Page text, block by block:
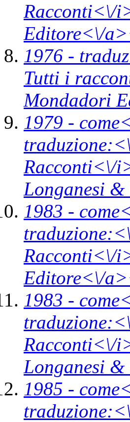
Racconti<\/
Editore<\/
1976 -
Tutti i
Mondadori
1979 -
Racconti<\/
Longanesi
1983 -
Racconti<\/
Editore<\/
1983 -
Racconti<\/
Longanesi
1985 -